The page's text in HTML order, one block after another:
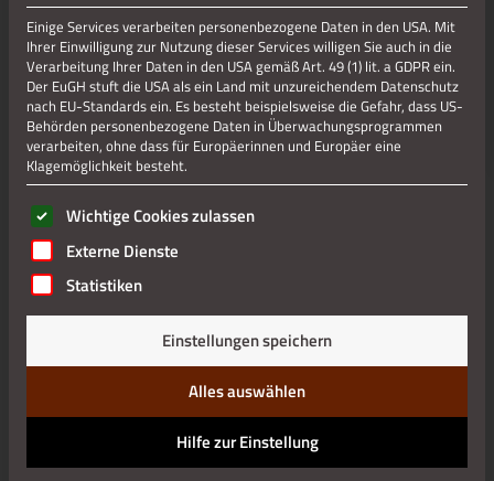
Jetzt teilen
Datenschutz
Impressum
Einige Services verarbeiten personenbezogene Daten in den USA. Mit
Ihrer Einwilligung zur Nutzung dieser Services willigen Sie auch in die
Verarbeitung Ihrer Daten in den USA gemäß Art. 49 (1) lit. a GDPR ein.
Der EuGH stuft die USA als ein Land mit unzureichendem Datenschutz
nach EU-Standards ein. Es besteht beispielsweise die Gefahr, dass US-
Behörden personenbezogene Daten in Überwachungsprogrammen
verarbeiten, ohne dass für Europäerinnen und Europäer eine
Klagemöglichkeit besteht.
Es folgt eine Liste der Service-Gruppen, für die eine
Wichtige Cookies zulassen
Externe Dienste
Statistiken
Einstellungen speichern
Alles auswählen
Hilfe zur Einstellung